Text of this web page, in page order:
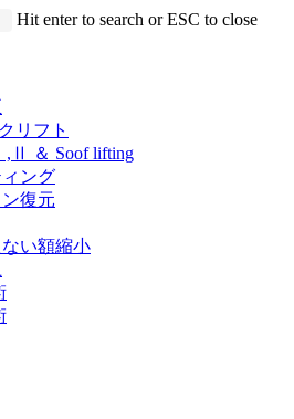
Hit enter to search or ESC to close
リフト
＆ Soof lifting
ング
復元
い額縮小